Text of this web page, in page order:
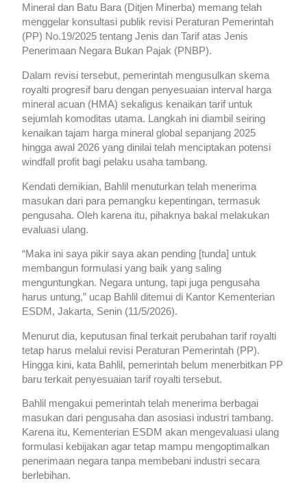
Mineral dan Batu Bara (Ditjen Minerba) memang telah
menggelar konsultasi publik revisi Peraturan Pemerintah
(PP) No.19/2025 tentang Jenis dan Tarif atas Jenis
Penerimaan Negara Bukan Pajak (PNBP).
Dalam revisi tersebut, pemerintah mengusulkan skema
royalti progresif baru dengan penyesuaian interval harga
mineral acuan (HMA) sekaligus kenaikan tarif untuk
sejumlah komoditas utama. Langkah ini diambil seiring
kenaikan tajam harga mineral global sepanjang 2025
hingga awal 2026 yang dinilai telah menciptakan potensi
windfall profit bagi pelaku usaha tambang.
Kendati demikian, Bahlil menuturkan telah menerima
masukan dari para pemangku kepentingan, termasuk
pengusaha. Oleh karena itu, pihaknya bakal melakukan
evaluasi ulang.
“Maka ini saya pikir saya akan pending [tunda] untuk
membangun formulasi yang baik yang saling
menguntungkan. Negara untung, tapi juga pengusaha
harus untung,” ucap Bahlil ditemui di Kantor Kementerian
ESDM, Jakarta, Senin (11/5/2026).
Menurut dia, keputusan final terkait perubahan tarif royalti
tetap harus melalui revisi Peraturan Pemerintah (PP).
Hingga kini, kata Bahlil, pemerintah belum menerbitkan PP
baru terkait penyesuaian tarif royalti tersebut.
Bahlil mengakui pemerintah telah menerima berbagai
masukan dari pengusaha dan asosiasi industri tambang.
Karena itu, Kementerian ESDM akan mengevaluasi ulang
formulasi kebijakan agar tetap mampu mengoptimalkan
penerimaan negara tanpa membebani industri secara
berlebihan.